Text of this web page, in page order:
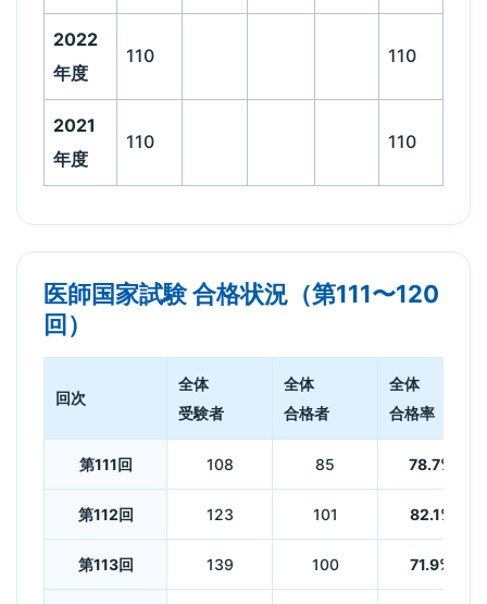
2022
年度
110 110
2021
年度
110 110
医師国家試験 合格状況（第111〜120
回）
回次
全体
受験者
全体
合格者
全体
合格率
第111回 108 85 78.7%
第112回 123 101 82.1%
第113回 139 100 71.9%